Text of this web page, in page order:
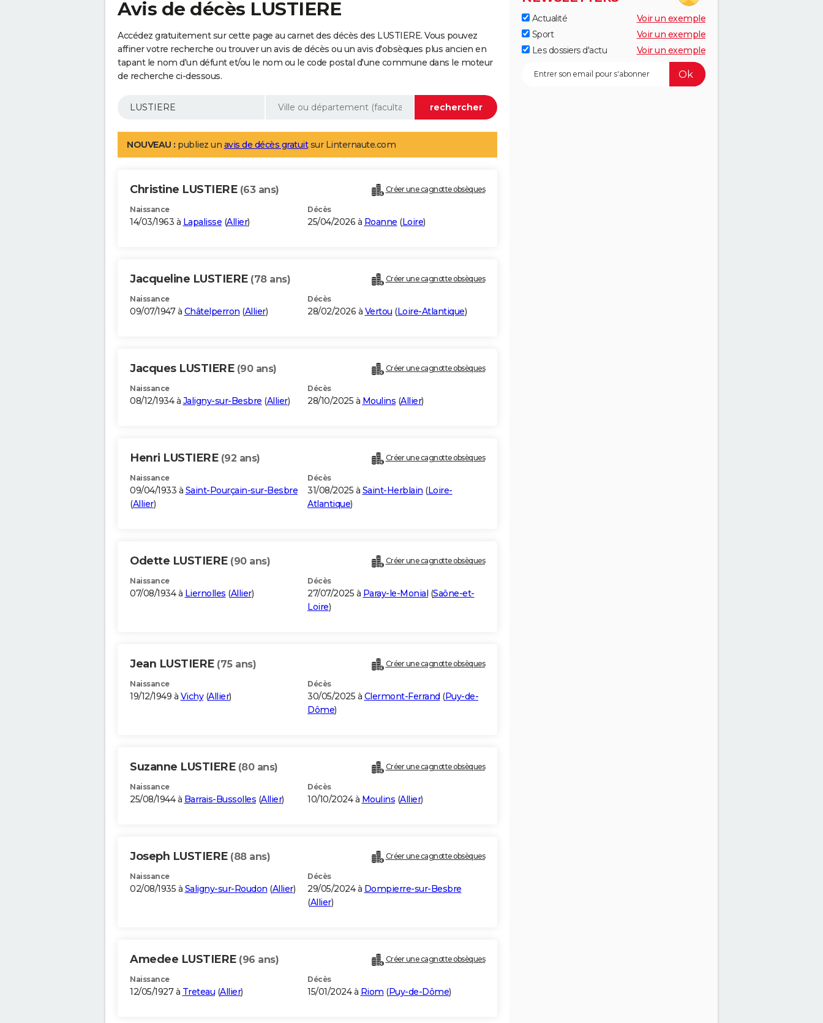
Avis de décès LUSTIERE
Accédez gratuitement sur cette page au carnet des décès des LUSTIERE. Vous pouvez
affiner votre recherche ou trouver un avis de décès ou un avis d'obsèques plus ancien en
tapant le nom d'un défunt et/ou le nom ou le code postal d'une commune dans le moteur
de recherche ci-dessous.
NOUVEAU : publiez un avis de décès gratuitsur Linternaute.com
Christine LUSTIERE (63 ans) Créer une cagnotte obsèques
Naissance
14/03/1963 à Lapalisse (Allier)
Décès
25/04/2026 à Roanne (Loire)
Jacqueline LUSTIERE (78 ans) Créer une cagnotte obsèques
Naissance
09/07/1947 à Châtelperron (Allier)
Décès
28/02/2026 à Vertou (Loire-Atlantique)
Jacques LUSTIERE (90 ans) Créer une cagnotte obsèques
Naissance
08/12/1934 à Jaligny-sur-Besbre (Allier)
Décès
28/10/2025 à Moulins (Allier)
Henri LUSTIERE (92 ans) Créer une cagnotte obsèques
Naissance
09/04/1933 à Saint-Pourçain-sur-Besbre
(Allier)
Décès
31/08/2025 à Saint-Herblain (Loire-
Atlantique)
Odette LUSTIERE (90 ans) Créer une cagnotte obsèques
Naissance
07/08/1934 à Liernolles (Allier)
Décès
27/07/2025 à Paray-le-Monial (Saône-et-
Loire)
Jean LUSTIERE (75 ans) Créer une cagnotte obsèques
Naissance
19/12/1949 à Vichy(Allier)
Décès
30/05/2025 à Clermont-Ferrand (Puy-de-
Dôme)
Suzanne LUSTIERE (80 ans) Créer une cagnotte obsèques
Naissance
25/08/1944 à Barrais-Bussolles (Allier)
Décès
10/10/2024 à Moulins (Allier)
Joseph LUSTIERE (88 ans) Créer une cagnotte obsèques
Naissance
02/08/1935 à Saligny-sur-Roudon (Allier)
Décès
29/05/2024 à Dompierre-sur-Besbre
(Allier)
Amedee LUSTIERE (96 ans) Créer une cagnotte obsèques
Naissance
12/05/1927 à Treteau (Allier)
Décès
15/01/2024 à Riom (Puy-de-Dôme)
Actualité
Voir un exemple
Sport
Voir un exemple
Les dossiers d'actu
Voir un exemple